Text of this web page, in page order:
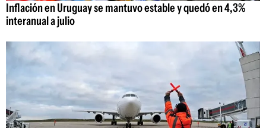
Inflación en Uruguay se mantuvo estable y quedó en 4,3%
interanual a julio